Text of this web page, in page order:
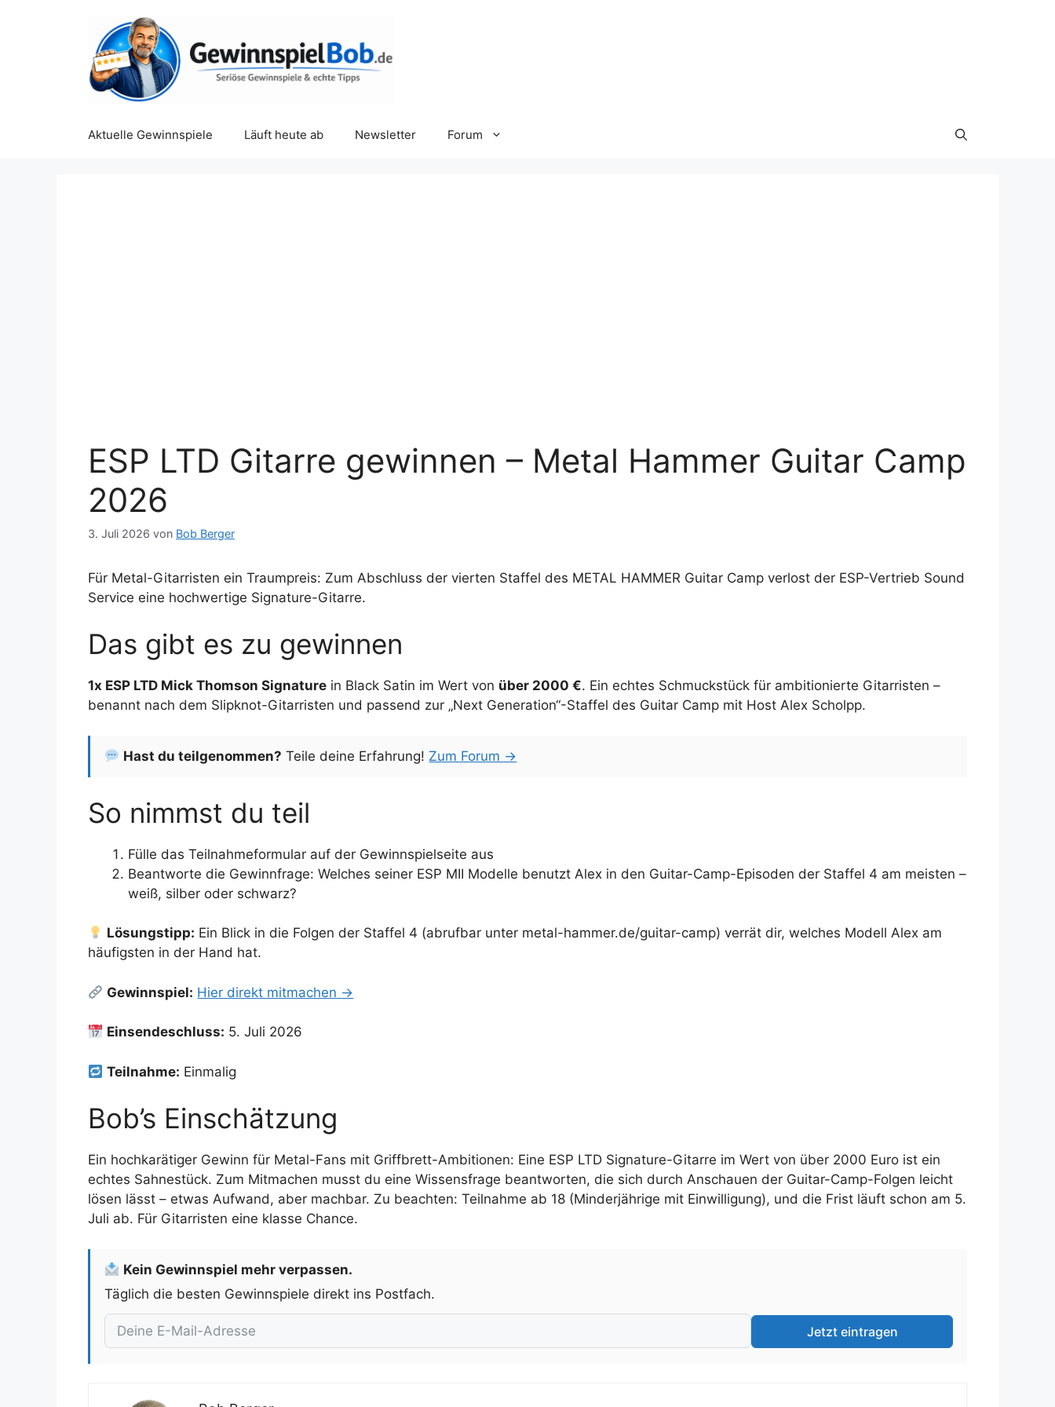
Aktuelle Gewinnspiele Läuft heute ab Newsletter Forum
ESP LTD Gitarre gewinnen – Metal Hammer Guitar Camp
2026
3. Juli 2026 von Bob Berger
Für Metal-Gitarristen ein Traumpreis: Zum Abschluss der vierten Staffel des METAL HAMMER Guitar Camp verlost der ESP-Vertrieb Sound
Service eine hochwertige Signature-Gitarre.
Das gibt es zu gewinnen
1x ESP LTD Mick Thomson Signature in Black Satin im Wert von über 2000 €. Ein echtes Schmuckstück für ambitionierte Gitarristen –
benannt nach dem Slipknot-Gitarristen und passend zur „Next Generation“-Staffel des Guitar Camp mit Host Alex Scholpp.
Hast du teilgenommen? Teile deine Erfahrung! Zum Forum →
So nimmst du teil
Fülle das Teilnahmeformular auf der Gewinnspielseite aus
Beantworte die Gewinnfrage: Welches seiner ESP MII Modelle benutzt Alex in den Guitar-Camp-Episoden der Staffel 4 am meisten –
weiß, silber oder schwarz?
Lösungstipp: Ein Blick in die Folgen der Staffel 4 (abrufbar unter metal-hammer.de/guitar-camp) verrät dir, welches Modell Alex am
häufigsten in der Hand hat.
Gewinnspiel: Hier direkt mitmachen →
Einsendeschluss: 5. Juli 2026
Teilnahme: Einmalig
Bob’s Einschätzung
Ein hochkarätiger Gewinn für Metal-Fans mit Griffbrett-Ambitionen: Eine ESP LTD Signature-Gitarre im Wert von über 2000 Euro ist ein
echtes Sahnestück. Zum Mitmachen musst du eine Wissensfrage beantworten, die sich durch Anschauen der Guitar-Camp-Folgen leicht
lösen lässt – etwas Aufwand, aber machbar. Zu beachten: Teilnahme ab 18 (Minderjährige mit Einwilligung), und die Frist läuft schon am 5.
Juli ab. Für Gitarristen eine klasse Chance.
Kein Gewinnspiel mehr verpassen.
Täglich die besten Gewinnspiele direkt ins Postfach.
Jetzt eintragen